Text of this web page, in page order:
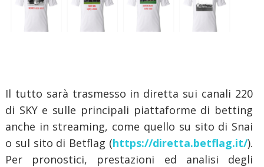
Il tutto sarà trasmesso in diretta sui canali 220
di SKY e sulle principali piattaforme di betting
anche in streaming, come quello su sito di Snai
o sul sito di Betflag (https://diretta.betflag.it/).
Per pronostici, prestazioni ed analisi degli